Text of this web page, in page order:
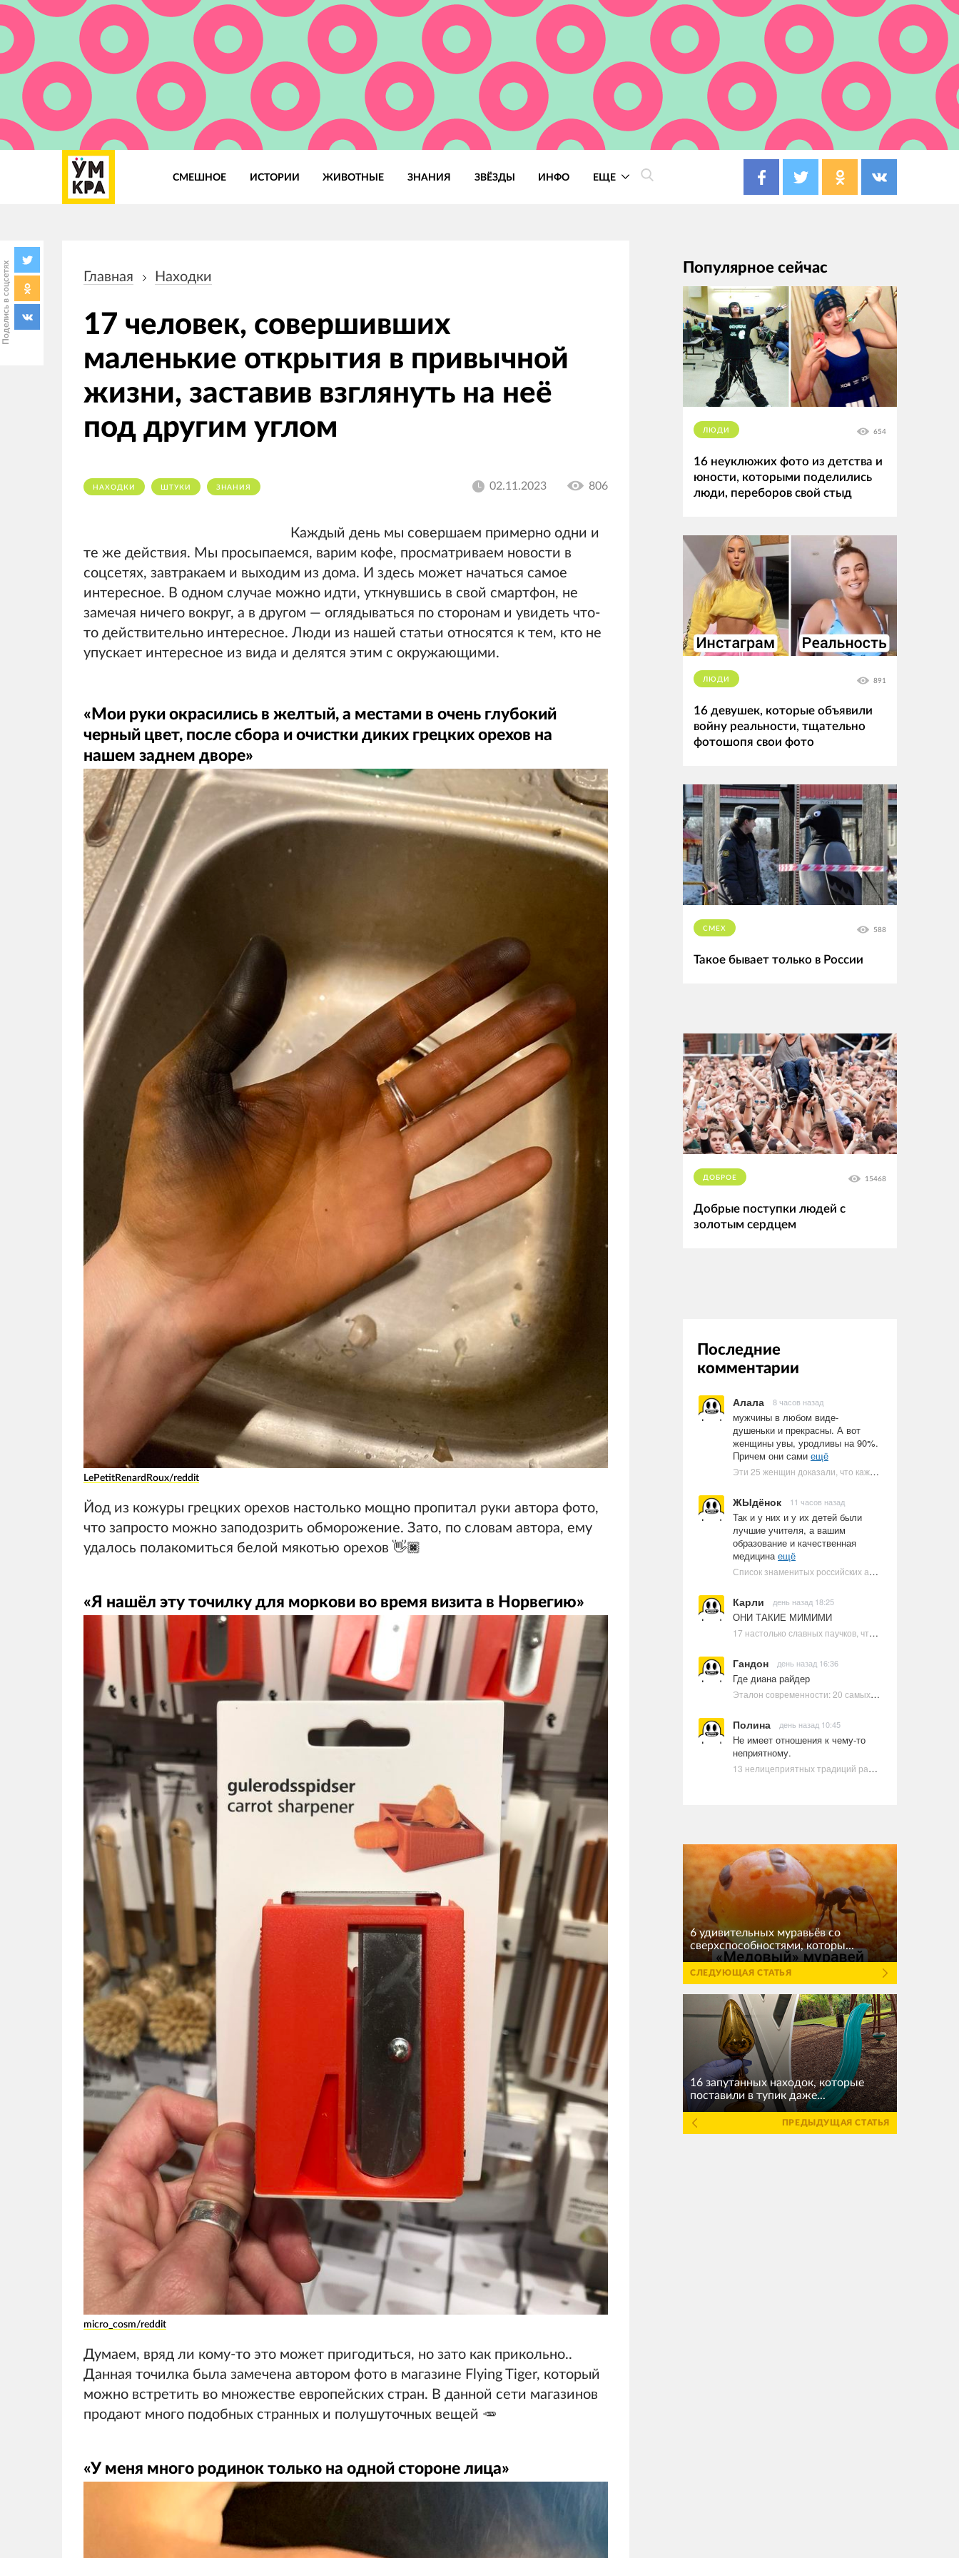
СМЕШНОЕ ИСТОРИИ ЖИВОТНЫЕ ЗНАНИЯ ЗВЁЗДЫ ИНФО ЕЩЕ
Поделись в соцсетях навигации
Главная Находки
17 человек, совершивших
маленькие открытия в привычной
жизни, заставив взглянуть на неё
под другим углом
НАХОДКИ ШТУКИ ЗНАНИЯ 02.11.2023 806
Каждый день мы совершаем примерно одни и
те же действия. Мы просыпаемся, варим кофе, просматриваем новости в
соцсетях, завтракаем и выходим из дома. И здесь может начаться самое
интересное. В одном случае можно идти, уткнувшись в свой смартфон, не
замечая ничего вокруг, а в другом — оглядываться по сторонам и увидеть что-
то действительно интересное. Люди из нашей статьи относятся к тем, кто не
упускает интересное из вида и делятся этим с окружающими.
«Мои руки окрасились в желтый, а местами в очень глубокий
черный цвет, после сбора и очистки диких грецких орехов на
нашем заднем дворе»
LePetitRenardRoux/reddit
Йод из кожуры грецких орехов настолько мощно пропитал руки автора фото,
что запросто можно заподозрить обморожение. Зато, по словам автора, ему
удалось полакомиться белой мякотью орехов 👋🏿
«Я нашёл эту точилку для моркови во время визита в Норвегию»
micro_cosm/reddit
Думаем, вряд ли кому-то это может пригодиться, но зато как прикольно..
Данная точилка была замечена автором фото в магазине Flying Tiger, который
можно встретить во множестве европейских стран. В данной сети магазинов
продают много подобных странных и полушуточных вещей 🥕
«У меня много родинок только на одной стороне лица»
Популярное сейчас
ЛЮДИ 654
16 неуклюжих фото из детства и
юности, которыми поделились
люди, переборов свой стыд
ЛЮДИ 891
16 девушек, которые объявили
войну реальности, тщательно
фотошопя свои фото
СМЕХ 588
Такое бывает только в России
ДОБРОЕ 15468
Добрые поступки людей с
золотым сердцем
Последние
комментарии
Алала 8 часов назад
мужчины в любом виде-
душеньки и прекрасны. А вот
женщины увы, уродливы на 90%.
Причем они сами ещё
Эти 25 женщин доказали, что каждое тело имеет право быть в бикини
ЖЫдёнок 11 часов назад
Так и у них и у их детей были
лучшие учителя, а вашим
образование и качественная
медицинаещё
Список знаменитых российских артистов-евреев | Ультрамарин
Карли день назад 18:25
ОНИ ТАКИЕ МИМИМИ
17 настолько славных паучков, что даже у арахнофобов появится желание их погладить
Гандон день назад 16:36
Где диана райдер
Эталон современности: 20 самых красивых и привлекательных актрис Голливуда, по мнению Google | Ультрамарин
Полина день назад 10:45
Не имеет отношения к чему-то
неприятному.
13 нелицеприятных традиций разных стран, которые могут шокировать неподготовленного человека
6 удивительных муравьёв со
сверхспособностями, которы...
СЛЕДУЮЩАЯ СТАТЬЯ
16 запутанных находок, которые
поставили в тупик даже...
ПРЕДЫДУЩАЯ СТАТЬЯ